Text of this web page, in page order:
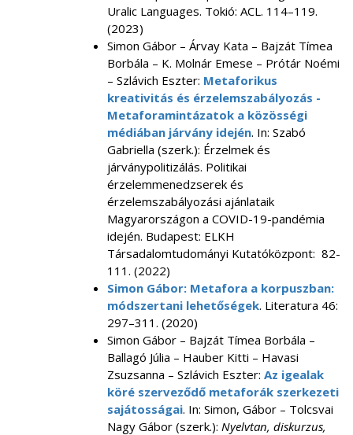
Uralic Languages. Tokió: ACL. 114–119.
(2023)
Simon Gábor – Árvay Kata – Bajzát Tímea
Borbála – K. Molnár Emese – Prótár Noémi
– Szlávich Eszter: Metaforikus
kreativitás és érzelemszabályozás -
Metaforamintázatok a közösségi
médiában járvány idején. In: Szabó
Gabriella (szerk.): Érzelmek és
járványpolitizálás. Politikai
érzelemmenedzserek és
érzelemszabályozási ajánlataik
Magyarországon a COVID-19-pandémia
idején. Budapest: ELKH
Társadalomtudományi Kutatóközpont: 82-
111. (2022)
Simon Gábor: Metafora a korpuszban:
módszertani lehetőségek. Literatura 46:
297–311. (2020)
Simon Gábor – Bajzát Tímea Borbála –
Ballagó Júlia – Hauber Kitti – Havasi
Zsuzsanna – Szlávich Eszter: Az igealak
köré szerveződő metaforák szerkezeti
sajátosságai. In: Simon, Gábor – Tolcsvai
Nagy Gábor (szerk.): Nyelvtan, diskurzus,